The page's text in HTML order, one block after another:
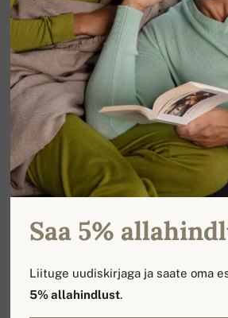
Saa 5%
Liituge uudiskirjaga ja saate oma
5% allahindlust.